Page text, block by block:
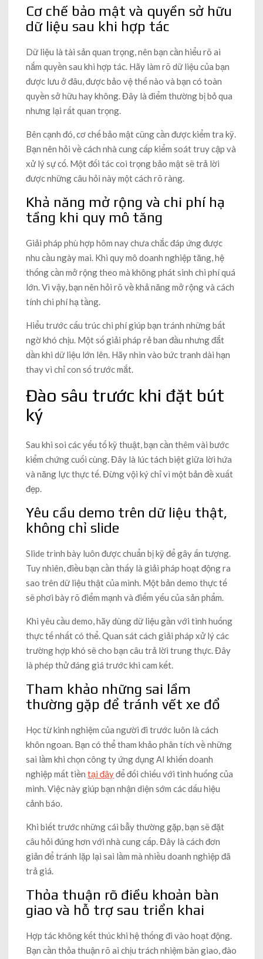
Cơ chế bảo mật và quyền sở hữu
dữ liệu sau khi hợp tác
Dữ liệu là tài sản quan trọng, nên bạn cần hiểu rõ ai
nắm quyền sau khi hợp tác. Hãy làm rõ dữ liệu của bạn
được lưu ở đâu, được bảo vệ thế nào và bạn có toàn
quyền sở hữu hay không. Đây là điểm thường bị bỏ qua
nhưng lại rất quan trọng.
Bên cạnh đó, cơ chế bảo mật cũng cần được kiểm tra kỹ.
Bạn nên hỏi về cách nhà cung cấp kiểm soát truy cập và
xử lý sự cố. Một đối tác coi trọng bảo mật sẽ trả lời
được những câu hỏi này một cách rõ ràng.
Khả năng mở rộng và chi phí hạ
tầng khi quy mô tăng
Giải pháp phù hợp hôm nay chưa chắc đáp ứng được
nhu cầu ngày mai. Khi quy mô doanh nghiệp tăng, hệ
thống cần mở rộng theo mà không phát sinh chi phí quá
lớn. Vì vậy, bạn nên hỏi rõ về khả năng mở rộng và cách
tính chi phí hạ tầng.
Hiểu trước cấu trúc chi phí giúp bạn tránh những bất
ngờ khó chịu. Một số giải pháp rẻ ban đầu nhưng đắt
dần khi dữ liệu lớn lên. Hãy nhìn vào bức tranh dài hạn
thay vì chỉ con số trước mắt.
Đào sâu trước khi đặt bút
ký
Sau khi soi các yếu tố kỹ thuật, bạn cần thêm vài bước
kiểm chứng cuối cùng. Đây là lúc tách biệt giữa lời hứa
và năng lực thực tế. Đừng vội ký chỉ vì một bản đề xuất
đẹp.
Yêu cầu demo trên dữ liệu thật,
không chỉ slide
Slide trình bày luôn được chuẩn bị kỹ để gây ấn tượng.
Tuy nhiên, điều bạn cần thấy là giải pháp hoạt động ra
sao trên dữ liệu thật của mình. Một bản demo thực tế
sẽ phơi bày rõ điểm mạnh và điểm yếu của sản phẩm.
Khi yêu cầu demo, hãy dùng dữ liệu gần với tình huống
thực tế nhất có thể. Quan sát cách giải pháp xử lý các
trường hợp khó sẽ cho bạn câu trả lời trung thực. Đây
là phép thử đáng giá trước khi cam kết.
Tham khảo những sai lầm
thường gặp để tránh vết xe đổ
Học từ kinh nghiệm của người đi trước luôn là cách
khôn ngoan. Bạn có thể tham khảo phân tích về những
sai lầm khi chọn công ty ứng dụng AI khiến doanh
nghiệp mất tiềntại đâyđể đối chiếu với tình huống của
mình. Việc này giúp bạn nhận diện sớm các dấu hiệu
cảnh báo.
Khi biết trước những cái bẫy thường gặp, bạn sẽ đặt
câu hỏi đúng hơn với nhà cung cấp. Đây là cách đơn
giản để tránh lặp lại sai lầm mà nhiều doanh nghiệp đã
trả giá.
Thỏa thuận rõ điều khoản bàn
giao và hỗ trợ sau triển khai
Hợp tác không kết thúc khi hệ thống đi vào hoạt động.
Bạn cần thỏa thuận rõ ai chịu trách nhiệm bàn giao, đào